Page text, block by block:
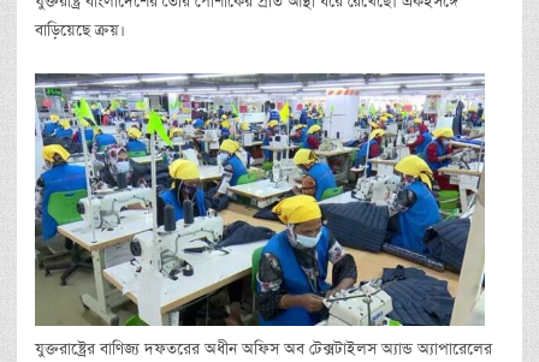
বাড়িয়েছে ক্রয়।
যুক্তরাষ্ট্রের বাণিজ্য দফতরের অধীন অফিস অব টেক্সটাইলস অ্যান্ড অ্যাপারেলের